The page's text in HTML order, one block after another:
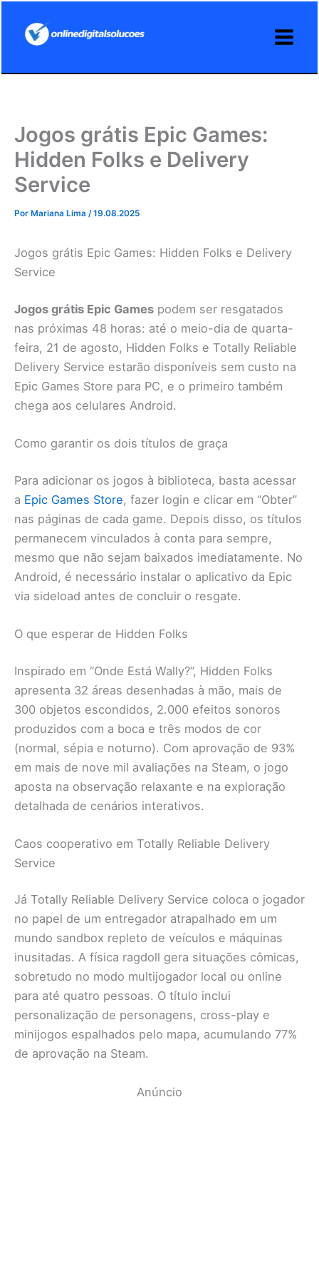
Jogos grátis Epic Games:
Hidden Folks e Delivery
Service
Por Mariana Lima /19.08.2025
Jogos grátis Epic Games: Hidden Folks e Delivery
Service
Jogos grátis Epic Games podem ser resgatados
nas próximas 48 horas: até o meio-dia de quarta-
feira, 21 de agosto, Hidden Folks e Totally Reliable
Delivery Service estarão disponíveis sem custo na
Epic Games Store para PC, e o primeiro também
chega aos celulares Android.
Como garantir os dois títulos de graça
Para adicionar os jogos à biblioteca, basta acessar
a Epic Games Store, fazer login e clicar em “Obter”
nas páginas de cada game. Depois disso, os títulos
permanecem vinculados à conta para sempre,
mesmo que não sejam baixados imediatamente. No
Android, é necessário instalar o aplicativo da Epic
via sideload antes de concluir o resgate.
O que esperar de Hidden Folks
Inspirado em “Onde Está Wally?”, Hidden Folks
apresenta 32 áreas desenhadas à mão, mais de
300 objetos escondidos, 2.000 efeitos sonoros
produzidos com a boca e três modos de cor
(normal, sépia e noturno). Com aprovação de 93%
em mais de nove mil avaliações na Steam, o jogo
aposta na observação relaxante e na exploração
detalhada de cenários interativos.
Caos cooperativo em Totally Reliable Delivery
Service
Já Totally Reliable Delivery Service coloca o jogador
no papel de um entregador atrapalhado em um
mundo sandbox repleto de veículos e máquinas
inusitadas. A física ragdoll gera situações cômicas,
sobretudo no modo multijogador local ou online
para até quatro pessoas. O título inclui
personalização de personagens, cross-play e
minijogos espalhados pelo mapa, acumulando 77%
de aprovação na Steam.
Anúncio